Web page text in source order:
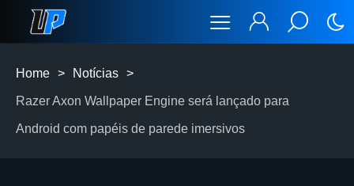
Home > Notícias >
Razer Axon Wallpaper Engine será lançado para
Android com papéis de parede imersivos